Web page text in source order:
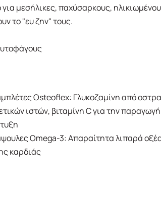
μεσήλικες, παχύσαρκους,
το "ευ ζην" τους.
Osteoflex: Γλυκοζαμίνη από
ιστών, βιταμίνη C για την
Omega-3: Απαραίτητα λιπαρά
καρδιάς